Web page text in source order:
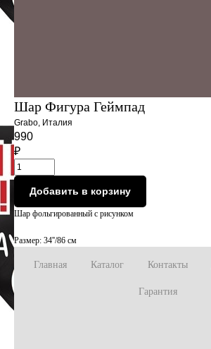
Шар Фигура Геймпад
Grabo, Италия
990
₽
Добавить в корзину
Шар фольгированный с рисунком
Размер: 34''/86 см
Главная Каталог Контакты
Гарантия